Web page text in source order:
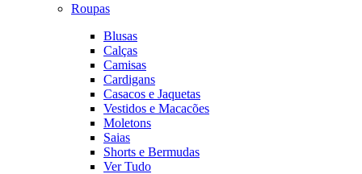
Roupas
Blusas
Calças
Camisas
Cardigans
Casacos e Jaquetas
Vestidos e Macacões
Moletons
Saias
Shorts e Bermudas
Ver Tudo